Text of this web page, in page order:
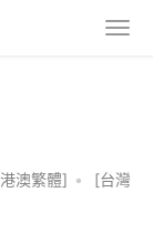
澳繁體] •
[台灣